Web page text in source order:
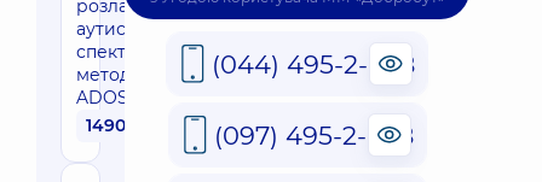
розладів
аутистичного
спектру за
методикою
ADOS
1490 грн
(044) 495-2-888
(097) 495-2-888